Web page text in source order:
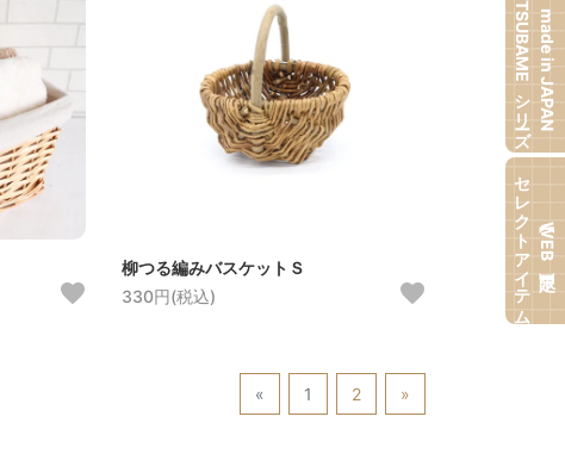
柳つる編みバスケットＳ
330円(税込)
« 1 2 »
made in JAPAN
TSUBAMEシリーズ
【WEB限定】
セレクトアイテム